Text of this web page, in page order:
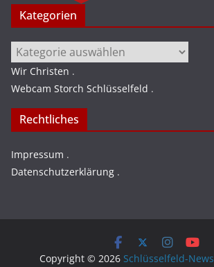
Kategorien
Kategorien
Wir Christen .
Webcam Storch Schlüsselfeld .
Rechtliches
Impressum .
Datenschutzerklärung .
Copyright © 2026 Schlüsselfeld-News